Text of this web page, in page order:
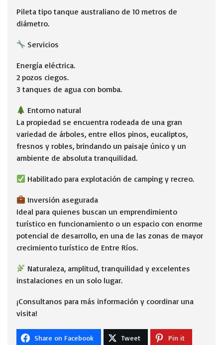
Pileta tipo tanque australiano de 10 metros de
diámetro.
Servicios
Energía eléctrica.
2 pozos ciegos.
3 tanques de agua con bomba.
Entorno natural
La propiedad se encuentra rodeada de una gran
variedad de árboles, entre ellos pinos, eucaliptos,
fresnos y robles, brindando un paisaje único y un
ambiente de absoluta tranquilidad.
Habilitado para explotación de camping y recreo.
Inversión asegurada
Ideal para quienes buscan un emprendimiento
turístico en funcionamiento o un espacio con enorme
potencial de desarrollo, en una de las zonas de mayor
crecimiento turístico de Entre Ríos.
Naturaleza, amplitud, tranquilidad y excelentes
instalaciones en un solo lugar.
¡Consultanos para más información y coordinar una
visita!
Share on Facebook Tweet Pin it